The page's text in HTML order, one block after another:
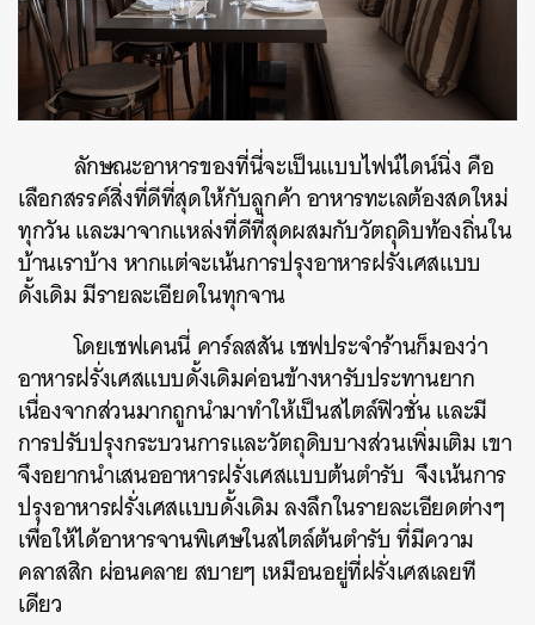
ลักษณะอาหารของที่นี่จะเป็นแบบไฟน์ไดน์นิ่ง คือ
เลือกสรรค์สิ่งที่ดีที่สุดให้กับลูกค้า อาหารทะเลต้องสดใหม่
ทุกวัน และมาจากแหล่งที่ดีที่สุดผสมกับวัตถุดิบท้องถิ่นใน
บ้านเราบ้าง หากแต่จะเน้นการปรุงอาหารฝรั่งเศสแบบ
ดั้งเดิม มีรายละเอียดในทุกจาน
โดยเชฟเคนนี่ คาร์ลสสัน เชฟประจำร้านก็มองว่า
อาหารฝรั่งเศสแบบดั้งเดิมค่อนข้างหารับประทานยาก
เนื่องจากส่วนมากถูกนำมาทำให้เป็นสไตล์ฟิวชั่น และมี
การปรับปรุงกระบวนการและวัตถุดิบบางส่วนเพิ่มเติม เขา
จึงอยากนำเสนออาหารฝรั่งเศสแบบต้นตำรับ จึงเน้นการ
ปรุงอาหารฝรั่งเศสแบบดั้งเดิม ลงลึกในรายละเอียดต่างๆ
เพื่อให้ได้อาหารจานพิเศษในสไตล์ต้นตำรับ ที่มีความ
คลาสสิก ผ่อนคลาย สบายๆ เหมือนอยู่ที่ฝรั่งเศสเลยที
เดียว